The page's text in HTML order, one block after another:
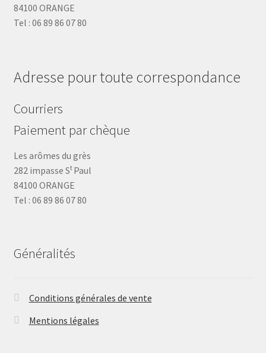
84100 ORANGE
Tel : 06 89 86 07 80
Adresse pour toute correspondance
Courriers
Paiement par chèque
Les arômes du grès
282 impasse St Paul
84100 ORANGE
Tel : 06 89 86 07 80
Généralités
Conditions générales de vente
Mentions légales